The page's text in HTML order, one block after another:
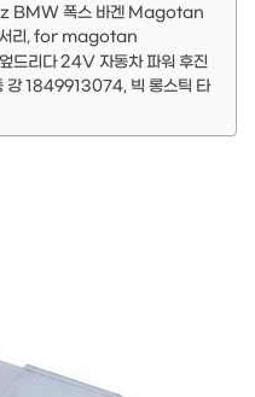
BMW 폭스 바겐 Magotan
리, for magotan
드리다 24V 자동차 파워 후진
강 1849913074, 빅 롱스틱 타